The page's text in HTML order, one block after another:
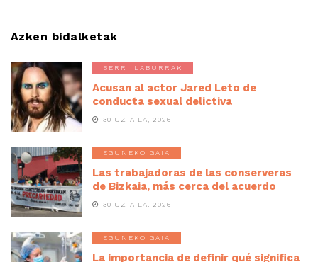
Azken bidalketak
BERRI LABURRAK
Acusan al actor Jared Leto de
conducta sexual delictiva
30 UZTAILA, 2026
EGUNEKO GAIA
Las trabajadoras de las conserveras
de Bizkaia, más cerca del acuerdo
30 UZTAILA, 2026
EGUNEKO GAIA
La importancia de definir qué significa